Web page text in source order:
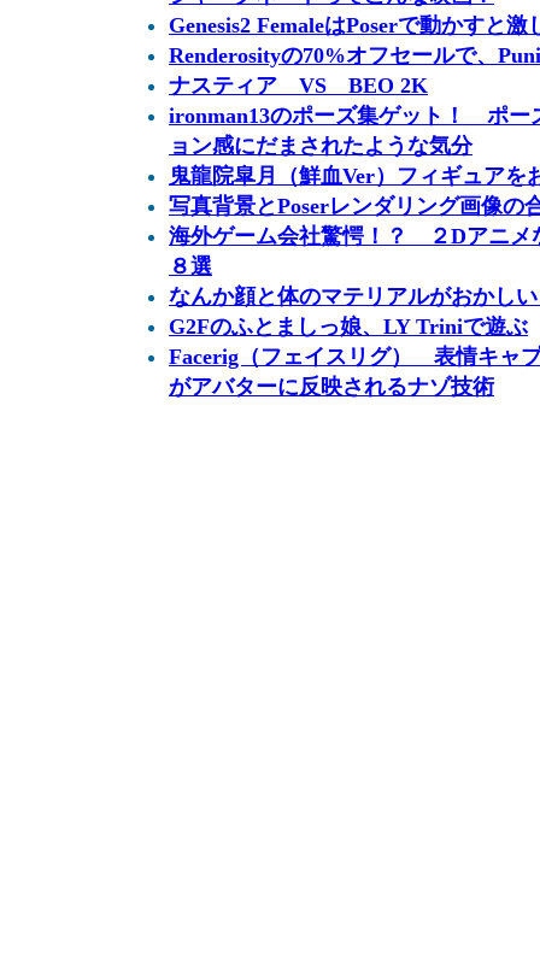
Genesis2 FemaleはPoserで動かすと激
Renderosityの70%オフセールで、
ナスティア VS BEO 2K
ironman13のポーズ集ゲット！ ポー
ョン感にだまされたような気分
鬼龍院皐月（鮮血Ver）フィギュアを
写真背景とPoserレンダリング画像の
海外ゲーム会社驚愕！？ ２Dアニ
８選
なんか顔と体のマテリアルがおかし
G2Fのふとましっ娘、LY Triniで遊ぶ
Facerig（フェイスリグ） 表情キャ
がアバターに反映されるナゾ技術